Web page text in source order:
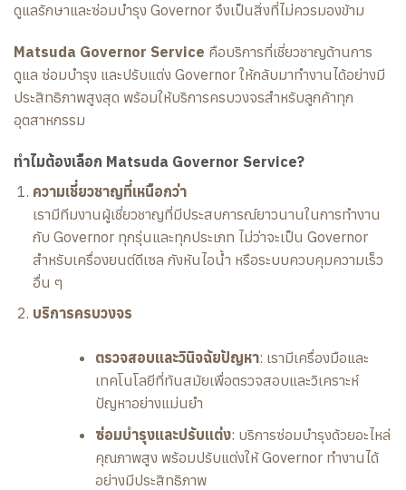
ดูแลรักษาและซ่อมบำรุง Governor จึงเป็นสิ่งที่ไม่ควรมองข้าม
Matsuda Governor Service คือบริการที่เชี่ยวชาญด้านการ
ดูแล ซ่อมบำรุง และปรับแต่ง Governor ให้กลับมาทำงานได้อย่างมี
ประสิทธิภาพสูงสุด พร้อมให้บริการครบวงจรสำหรับลูกค้าทุก
อุตสาหกรรม
ทำไมต้องเลือก Matsuda Governor Service?
ความเชี่ยวชาญที่เหนือกว่า
เรามีทีมงานผู้เชี่ยวชาญที่มีประสบการณ์ยาวนานในการทำงาน
กับ Governor ทุกรุ่นและทุกประเภท ไม่ว่าจะเป็น Governor
สำหรับเครื่องยนต์ดีเซล กังหันไอน้ำ หรือระบบควบคุมความเร็ว
อื่น ๆ
บริการครบวงจร
ตรวจสอบและวินิจฉัยปัญหา: เรามีเครื่องมือและ
เทคโนโลยีที่ทันสมัยเพื่อตรวจสอบและวิเคราะห์
ปัญหาอย่างแม่นยำ
ซ่อมบำรุงและปรับแต่ง: บริการซ่อมบำรุงด้วยอะไหล่
คุณภาพสูง พร้อมปรับแต่งให้ Governor ทำงานได้
อย่างมีประสิทธิภาพ